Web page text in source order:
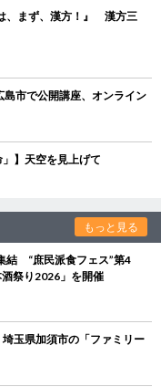
、まず、漢方！』 漢方三
市で公開講座、オンライン
】天空を見上げて
もっと見る
結 “庶民派食フェス”第4
祭り2026」を開催
玉県加須市の「ファミリー